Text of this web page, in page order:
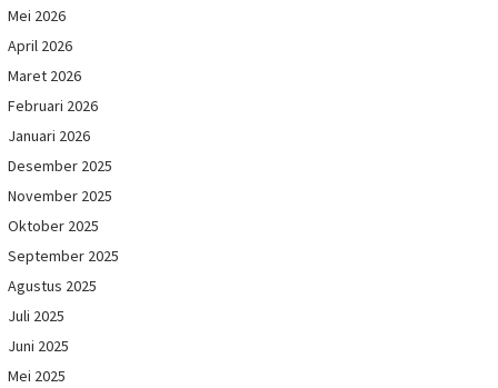
Mei 2026
April 2026
Maret 2026
Februari 2026
Januari 2026
Desember 2025
November 2025
Oktober 2025
September 2025
Agustus 2025
Juli 2025
Juni 2025
Mei 2025